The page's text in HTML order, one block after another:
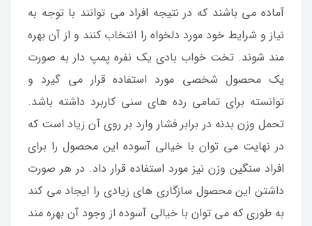
آماده می باشند که در نتیجه افراد می توانند با توجه به
نیاز و شرایط خود مورد دلخواه را انتخاب کنند و از آن بهره
مند شوند. تخت خواب بادی یک نفره پمپ دار به صورت
یک محصول شخصی مورد استفاده قرار می گیرد و
توانسته برای تمامی رده های سنی کاربرد داشته باشد.
تحمل وزن بدنه در برابر فشار وارد بر روی آن زیاد است که
در نهایت می توان با خیالی آسوده این محصول را برای
افراد سنگین وزن نیز مورد استفاده قرار داد. در هر صورت
داشتن این محصول سازگاری های زیادی را ایجاد می کند
به طوری که می توان با خیالی آسوده از وجود آن بهره مند